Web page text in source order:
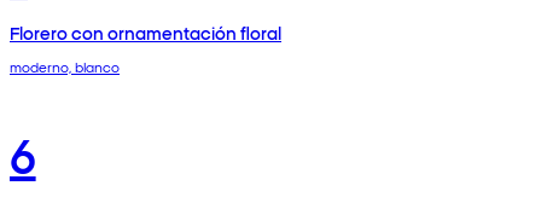
Florero con ornamentación floral
moderno, blanco
6